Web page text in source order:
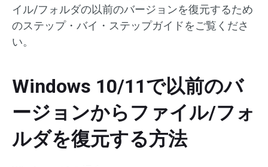
イル/フォルダの以前のバージョンを復元するため
のステップ・バイ・ステップガイドをご覧くださ
い。
Windows 10/11で以前のバ
ージョンからファイル/フォ
ルダを復元する方法